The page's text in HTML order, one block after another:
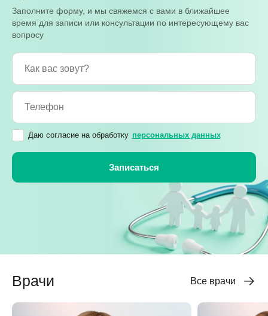
Заполните форму, и мы свяжемся с вами в ближайшее
время для записи или консультации по интересующему вас
вопросу
Даю согласие на обработку персональных данных
Врачи Все врачи